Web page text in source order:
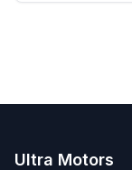
Ultra Motors